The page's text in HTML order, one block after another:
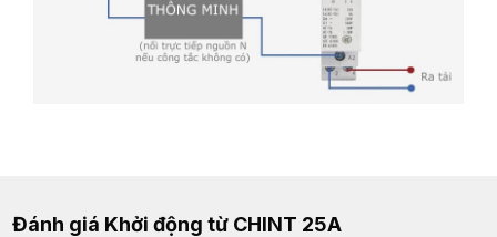
Đánh giá Khởi động từ CHINT 25A